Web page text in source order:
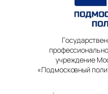
учреждение
«Подмосковный